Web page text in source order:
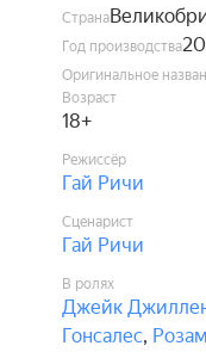
Страна
Год производства
Оригинальное
Возраст
18+
Режиссёр
Гай Ричи
Сценарист
Гай Ричи
В ролях
Джейк
Гонсалес,